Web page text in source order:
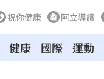
祝你健康 阿立導讀
健康 國際 運動